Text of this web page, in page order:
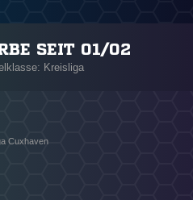
SEIT 01/02
Kreisliga
Cuxhaven